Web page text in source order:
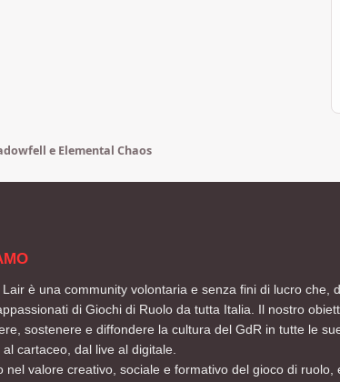
e Elemental Chaos
è una community volontaria e senza fini di lucro che,
di Giochi di Ruolo da tutta Italia. Il nostro
sostenere e diffondere la cultura del GdR in tutte le
cartaceo, dal live al digitale.
nel valore creativo, sociale e formativo del gioco di ruolo,